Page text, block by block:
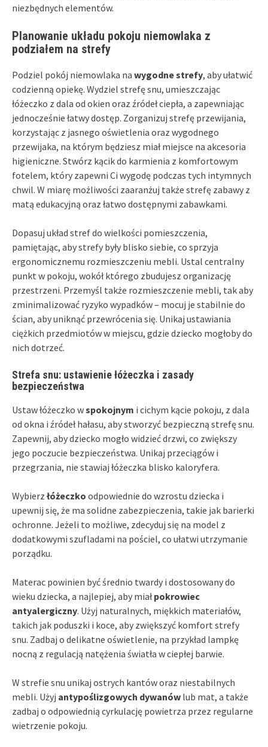
niezbędnych elementów.
Planowanie układu pokoju niemowlaka z
podziałem na strefy
Podziel pokój niemowlaka na wygodne strefy, aby ułatwić
codzienną opiekę. Wydziel strefę snu, umieszczając
łóżeczko z dala od okien oraz źródeł ciepła, a zapewniając
jednocześnie łatwy dostęp. Zorganizuj strefę przewijania,
korzystając z jasnego oświetlenia oraz wygodnego
przewijaka, na którym będziesz miał miejsce na akcesoria
higieniczne. Stwórz kącik do karmienia z komfortowym
fotelem, który zapewni Ci wygodę podczas tych intymnych
chwil. W miarę możliwości zaaranżuj także strefę zabawy z
matą edukacyjną oraz łatwo dostępnymi zabawkami.
Dopasuj układ stref do wielkości pomieszczenia,
pamiętając, aby strefy były blisko siebie, co sprzyja
ergonomicznemu rozmieszczeniu mebli. Ustal centralny
punkt w pokoju, wokół którego zbudujesz organizację
przestrzeni. Przemyśl także rozmieszczenie mebli, tak aby
zminimalizować ryzyko wypadków – mocuj je stabilnie do
ścian, aby uniknąć przewrócenia się. Unikaj ustawiania
ciężkich przedmiotów w miejscu, gdzie dziecko mogłoby do
nich dotrzeć.
Strefa snu: ustawienie łóżeczka i zasady
bezpieczeństwa
Ustaw łóżeczko wspokojnym i cichym kącie pokoju, z dala
od okna i źródeł hałasu, aby stworzyć bezpieczną strefę snu.
Zapewnij, aby dziecko mogło widzieć drzwi, co zwiększy
jego poczucie bezpieczeństwa. Unikaj przeciągów i
przegrzania, nie stawiaj łóżeczka blisko kaloryfera.
Wybierz łóżeczko odpowiednie do wzrostu dziecka i
upewnij się, że ma solidne zabezpieczenia, takie jak barierki
ochronne. Jeżeli to możliwe, zdecyduj się na model z
dodatkowymi szufladami na pościel, co ułatwi utrzymanie
porządku.
Materac powinien być średnio twardy i dostosowany do
wieku dziecka, a najlepiej, aby miałpokrowiec
antyalergiczny. Użyj naturalnych, miękkich materiałów,
takich jak poduszki i koce, aby zwiększyć komfort strefy
snu. Zadbaj o delikatne oświetlenie, na przykład lampkę
nocną z regulacją natężenia światła w ciepłej barwie.
W strefie snu unikaj ostrych kantów oraz niestabilnych
mebli. Użyj antypoślizgowych dywanów lub mat, a także
zadbaj o odpowiednią cyrkulację powietrza przez regularne
wietrzenie pokoju.